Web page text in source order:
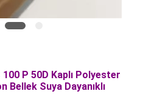
P 50D Kaplı Polyester
Bellek Suya Dayanıklı